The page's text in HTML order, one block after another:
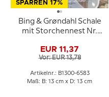
SPARREN 17%
Bing & Grøndahl Schale
mit Storchennest Nr.
EUR 11,37
Vor: EUR 13,78
Artikelnr.: B1300-6583
Maß: B: 13 cm x D: 13 cm